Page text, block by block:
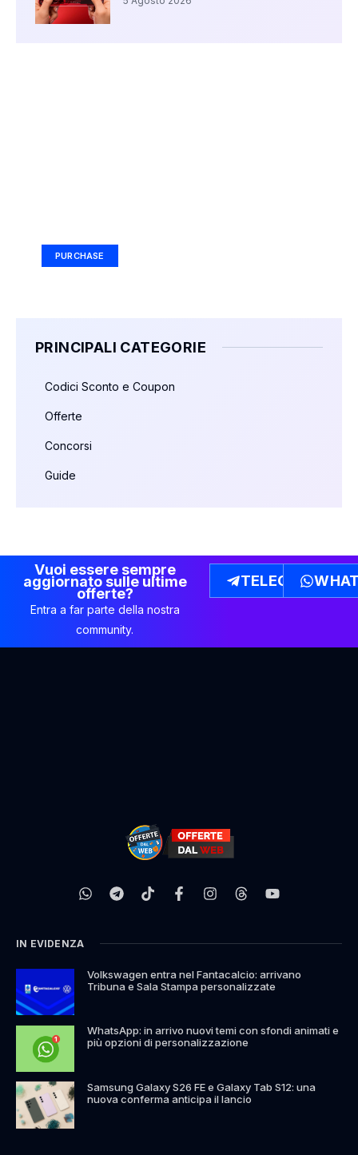
PURCHASE
PRINCIPALI CATEGORIE
Codici Sconto e Coupon
Offerte
Concorsi
Guide
Vuoi essere sempre
aggiornato sulle ultime
offerte?
Entra a far parte della nostra
community.
TELEGRAM
IN EVIDENZA
Volkswagen entra nel Fantacalcio: arrivano
Tribuna e Sala Stampa personalizzate
WhatsApp: in arrivo nuovi temi con sfondi animati e
più opzioni di personalizzazione
Samsung Galaxy S26 FE e Galaxy Tab S12: una
nuova conferma anticipa il lancio